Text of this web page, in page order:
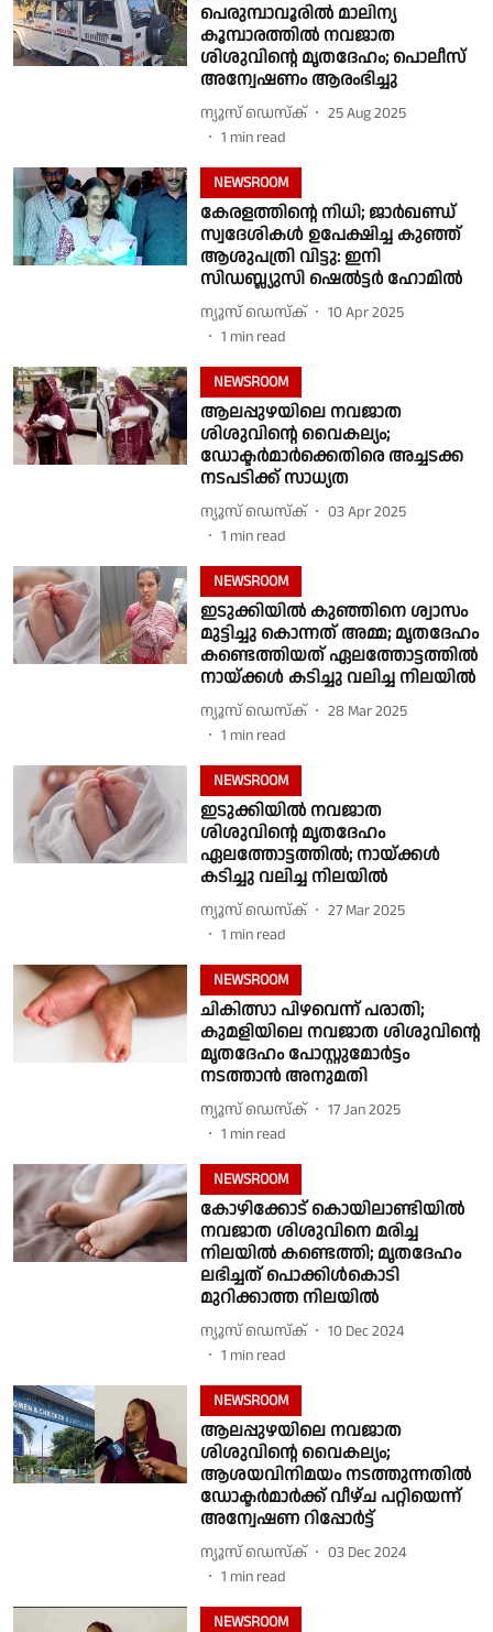
പെരുമ്പാവൂരിൽ മാലിന്യ
കൂമ്പാരത്തിൽ നവജാത
ശിശുവിൻ്റെ മൃതദേഹം; പൊലീസ്
അന്വേഷണം ആരംഭിച്ചു
ന്യൂസ് ഡെസ്ക്
25 Aug 2025
1 min read
NEWSROOM
കേരളത്തിൻ്റെ നിധി; ജാര്‍ഖണ്ഡ്
സ്വദേശികൾ ഉപേക്ഷിച്ച കുഞ്ഞ്
ആശുപത്രി വിട്ടു: ഇനി
സിഡബ്ല്യുസി ഷെൽട്ടർ ഹോമിൽ
ന്യൂസ് ഡെസ്ക്
10 Apr 2025
1 min read
NEWSROOM
ആലപ്പുഴയിലെ നവജാത
ശിശുവിന്റെ വൈകല്യം;
ഡോക്ടർമാർക്കെതിരെ അച്ചടക്ക
നടപടിക്ക് സാധ്യത
ന്യൂസ് ഡെസ്ക്
03 Apr 2025
1 min read
NEWSROOM
ഇടുക്കിയിൽ കുഞ്ഞിനെ ശ്വാസം
മുട്ടിച്ചു കൊന്നത് അമ്മ; മൃതദേഹം
കണ്ടെത്തിയത് ഏലത്തോട്ടത്തിൽ
നായ്ക്കൾ കടിച്ചു വലിച്ച നിലയിൽ
ന്യൂസ് ഡെസ്ക്
28 Mar 2025
1 min read
NEWSROOM
ഇടുക്കിയിൽ നവജാത
ശിശുവിന്റെ മൃതദേഹം
ഏലത്തോട്ടത്തിൽ; നായ്ക്കൾ
കടിച്ചു വലിച്ച നിലയിൽ
ന്യൂസ് ഡെസ്ക്
27 Mar 2025
1 min read
NEWSROOM
ചികിത്സാ പിഴവെന്ന് പരാതി;
കുമളിയിലെ നവജാത ശിശുവിൻ്റെ
മൃതദേഹം പോസ്റ്റുമോർട്ടം
നടത്താൻ അനുമതി
ന്യൂസ് ഡെസ്ക്
17 Jan 2025
1 min read
NEWSROOM
കോഴിക്കോട് കൊയിലാണ്ടിയിൽ
നവജാത ശിശുവിനെ മരിച്ച
നിലയിൽ കണ്ടെത്തി; മൃതദേഹം
ലഭിച്ചത് പൊക്കിൾകൊടി
മുറിക്കാത്ത നിലയിൽ
ന്യൂസ് ഡെസ്ക്
10 Dec 2024
1 min read
NEWSROOM
ആലപ്പുഴയിലെ നവജാത
ശിശുവിന്റെ വൈകല്യം;
ആശയവിനിമയം നടത്തുന്നതിൽ
ഡോക്ടർമാർക്ക് വീഴ്ച പറ്റിയെന്ന്
അന്വേഷണ റിപ്പോർട്ട്
ന്യൂസ് ഡെസ്ക്
03 Dec 2024
1 min read
NEWSROOM